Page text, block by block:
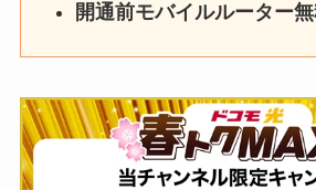
開通前モバイルルーター